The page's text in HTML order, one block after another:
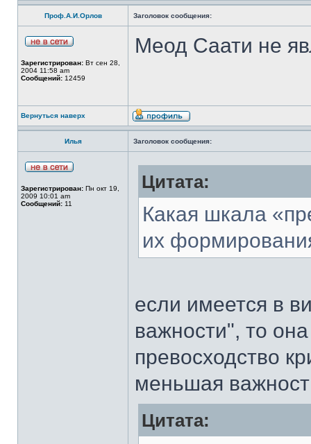
Проф.А.И.Орлов Заголовок сообщения:
Зарегистрирован: Вт сен 28,
2004 11:58 am
Сообщений: 12459
Меод Саати не
Вернуться наверх
Илья Заголовок сообщения:
Зарегистрирован: Пн окт 19,
2009 10:01 am
Сообщений: 11
Цитата:
Какая шкала
их
если имеется в
важности", то
превосходство
меньшая
Цитата: